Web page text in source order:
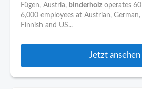
Fügen, Austria, binderholz operates
6,000 employees at Austrian,
Finnish and US...
Jetzt ansehen